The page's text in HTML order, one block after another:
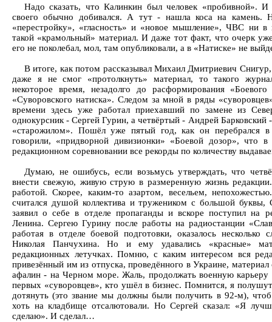
Надо сказать, что Калинкин был человек «пробивной». И
своего обычно добивался. А тут - нашла коса на камень.
«перестройку», «гласность» и «новое мышление», ЧВС ни в
такой «крамольный» материал. И даже тот факт, что очерк
его не поколебал, мол, там опубликовали, а в «Натиске» не
В итоге, как потом рассказывал Михаил Дмитриевич
даже я не смог «протолкнуть» материал, то такого
некоторое время, незадолго до расформирования
«Суворовского натиска». Следом за мной в ряды
времени здесь уже работал приехавший по замене из
однокурсник - Сергей Гурин, а четвёртый - Андрей Барковский
«старожилом». Пошёл уже пятый год, как он перебрался в
говорили, «придворной дивизионки» «Боевой дозор», что
редакционном соревновании все рекорды по количеству
Думаю, не ошибусь, если возьмусь утверждать, что
внести свежую, живую струю в размеренную жизнь
работой. Скорее, каким-то азартом, весельем,
считался душой коллектива и тружеником с большой
заявил о себе в отделе пропаганды и вскоре поступил на
Ленина. Сергею Гурину после работы на радиостанции
работая в отделе боевой подготовки, оказалось
Николая Панчухина. Но и ему удавались «красные»
редакционных летучках. Помню, с каким интересом вся
привезённый им из отпуска, проведённого в Украине,
афалин - на Черном море. Жаль, продолжать военную карьеру
первых «суворовцев», кто ушёл в бизнес. Помнится, я
дотянуть (это звание мы должны были получить в 92-м),
хоть на кладбище отсалютовали. Но Сергей сказал: «Я
сделаю». И сделал…